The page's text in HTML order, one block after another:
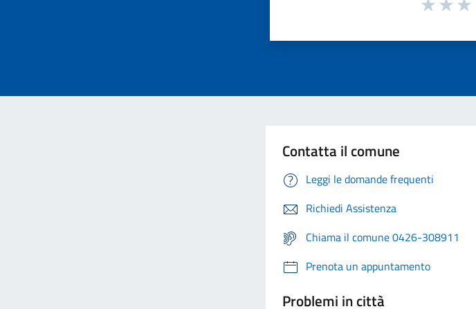
Contatta il comune
Leggi le domande frequenti
Richiedi Assistenza
Chiama il comune 0426-308911
Prenota un appuntamento
Problemi in città